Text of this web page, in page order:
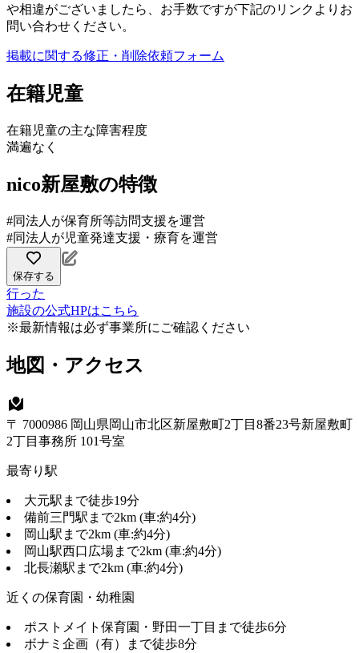
や相違がございましたら、お手数ですが下記のリンクよりお
問い合わせください。
掲載に関する修正・削除依頼フォーム
在籍児童
在籍児童の主な障害程度
満遍なく
nico新屋敷の特徴
#同法人が保育所等訪問支援を運営
#同法人が児童発達支援・療育を運営
保存する
行った
施設の公式HPはこちら
※最新情報は必ず事業所にご確認ください
地図・アクセス
〒 7000986 岡山県岡山市北区新屋敷町2丁目8番23号新屋敷町
2丁目事務所 101号室
最寄り駅
大元駅まで徒歩19分
備前三門駅まで2km (車:約4分)
岡山駅まで2km (車:約4分)
岡山駅西口広場まで2km (車:約4分)
北長瀬駅まで2km (車:約4分)
近くの保育園・幼稚園
ポストメイト保育園・野田一丁目まで徒歩6分
ボナミ企画（有）まで徒歩8分